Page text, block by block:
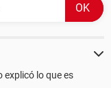
explicó lo que es